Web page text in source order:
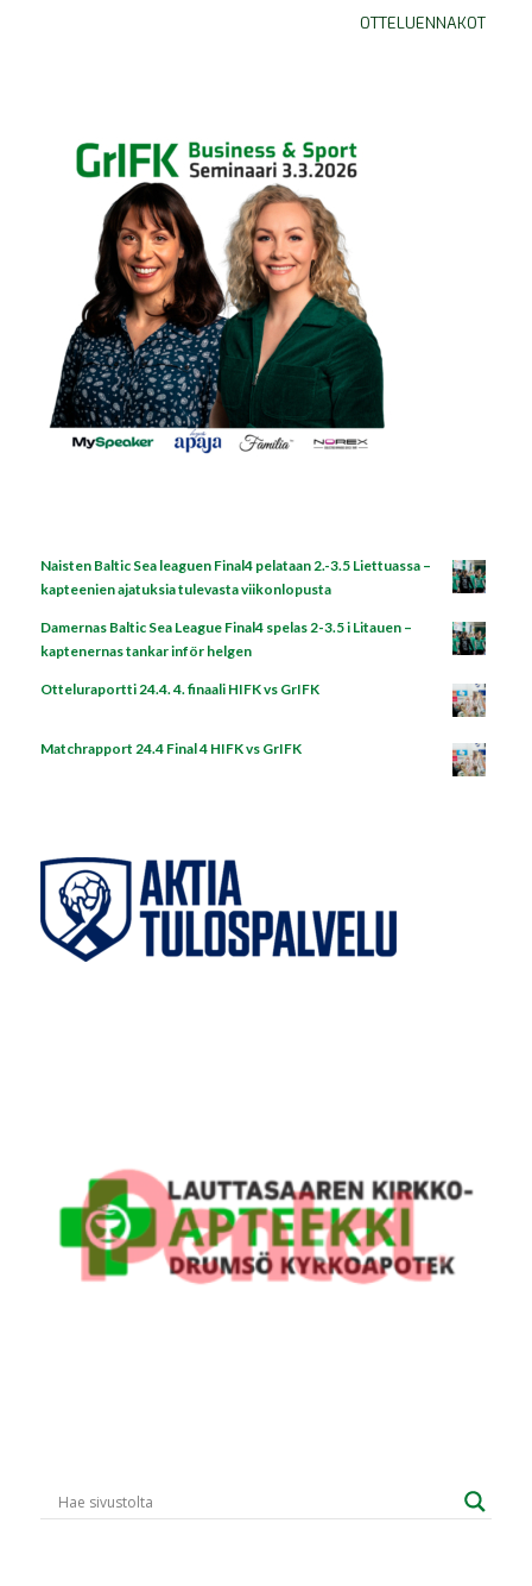
OTTELUENNAKOT
Naisten Baltic Sea leaguen Final4 pelataan 2.-3.5 Liettuassa –
kapteenien ajatuksia tulevasta viikonlopusta
Damernas Baltic Sea League Final4 spelas 2-3.5 i Litauen –
kaptenernas tankar inför helgen
Otteluraportti 24.4. 4. finaali HIFK vs GrIFK
Matchrapport 24.4 Final 4 HIFK vs GrIFK